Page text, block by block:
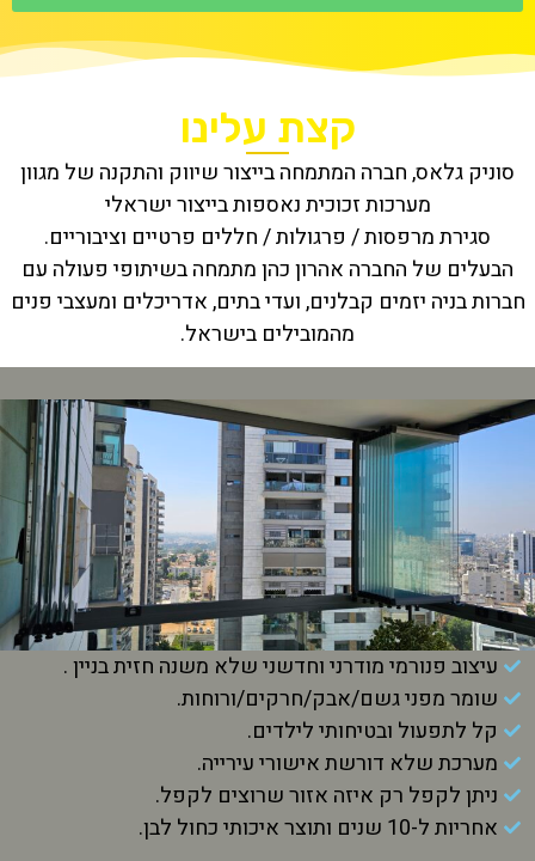
קצת עלינו
סוניק גלאס, חברה המתמחה בייצור שיווק והתקנה של מגוון
מערכות זכוכית נאספות בייצור ישראלי
סגירת מרפסות / פרגולות / חללים פרטיים וציבוריים.
הבעלים של החברה אהרון כהן מתמחה בשיתופי פעולה עם
חברות בניה יזמים קבלנים, ועדי בתים, אדריכלים ומעצבי פנים
מהמובילים בישראל.
עיצוב פנורמי מודרני וחדשני שלא משנה חזית בניין .
שומר מפני גשם/אבק/חרקים/ורוחות.
קל לתפעול ובטיחותי לילדים.
מערכת שלא דורשת אישורי עירייה.
ניתן לקפל רק איזה אזור שרוצים לקפל.
אחריות ל-10 שנים ותוצר איכותי כחול לבן.